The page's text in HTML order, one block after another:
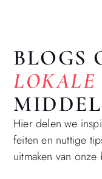
BLOGS
LOKALE
Hier delen we
feiten en nuttige
uitmaken van